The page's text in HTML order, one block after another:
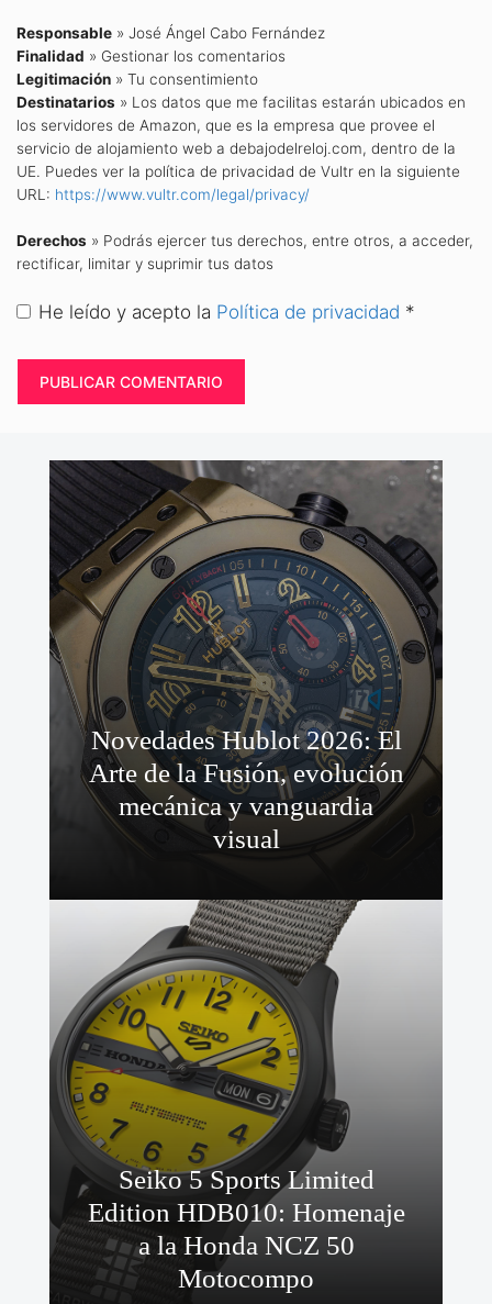
Responsable » José Ángel Cabo Fernández
Finalidad » Gestionar los comentarios
Legitimación » Tu consentimiento
Destinatarios » Los datos que me facilitas estarán ubicados en
los servidores de Amazon, que es la empresa que provee el
servicio de alojamiento web a debajodelreloj.com, dentro de la
UE. Puedes ver la política de privacidad de Vultr en la siguiente
URL: https://www.vultr.com/legal/privacy/
Derechos » Podrás ejercer tus derechos, entre otros, a acceder,
rectificar, limitar y suprimir tus datos
He leído y acepto la Política de privacidad *
Novedades Hublot 2026: El
Arte de la Fusión, evolución
mecánica y vanguardia
visual
Seiko 5 Sports Limited
Edition HDB010: Homenaje
a la Honda NCZ 50
Motocompo